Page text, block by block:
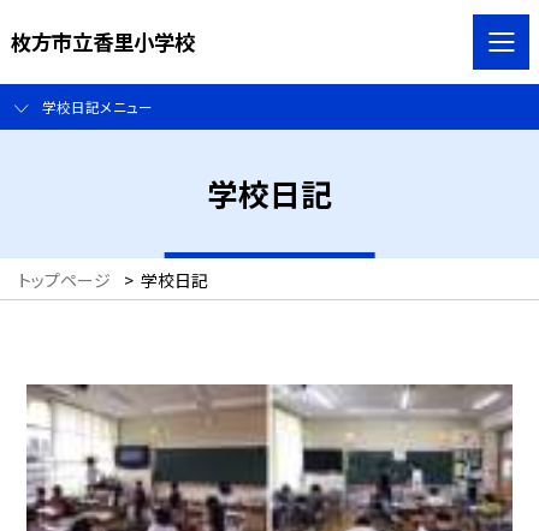
枚方市立香里小学校
学校日記メニュー
学校日記
トップページ > 学校日記